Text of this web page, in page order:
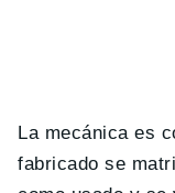
La mecánica es
fabricado se